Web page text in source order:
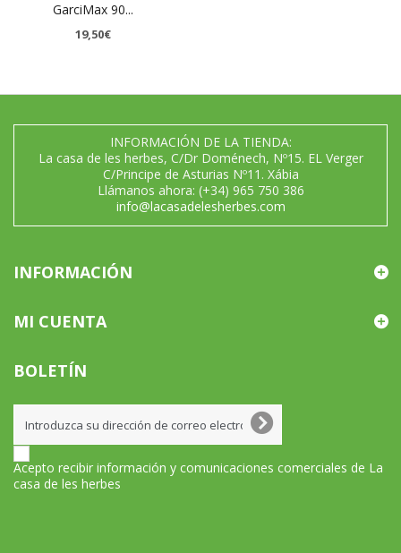
GarciMax 90...
19,50€
INFORMACIÓN DE LA TIENDA:
La casa de les herbes, C/Dr Doménech, Nº15. EL Verger
C/Principe de Asturias Nº11. Xábia
Llámanos ahora: (+34) 965 750 386
info@lacasadelesherbes.com
INFORMACIÓN
MI CUENTA
BOLETÍN
Acepto recibir información y comunicaciones comerciales de La
casa de les herbes